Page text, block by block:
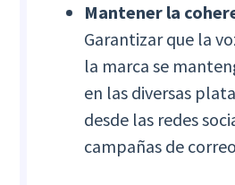
Mantener la
Garantizar que la
la marca se
en las diversas
desde las redes
campañas de